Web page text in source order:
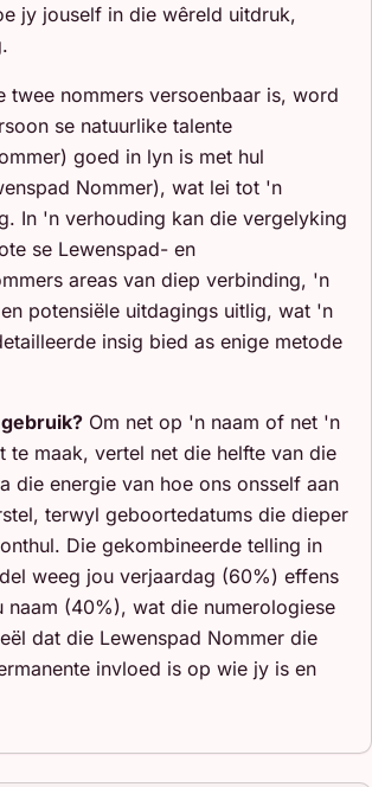
jy jouself in die wêreld uitdruk,
twee nommers versoenbaar is, word
se natuurlike talente
goed in lyn is met hul
Nommer), wat lei tot 'n
In 'n verhouding kan die vergelyking
se Lewenspad- en
areas van diep verbinding, 'n
potensiële uitdagings uitlig, wat 'n
insig bied as enige metode
Om net op 'n naam of net 'n
te maak, vertel net die helfte van die
die energie van hoe ons onsself aan
terwyl geboortedatums die dieper
Die gekombineerde telling in
weeg jou verjaardag (60%) effens
naam (40%), wat die numerologiese
dat die Lewenspad Nommer die
invloed is op wie jy is en